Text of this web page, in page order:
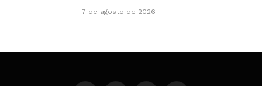
7 de agosto de 2026